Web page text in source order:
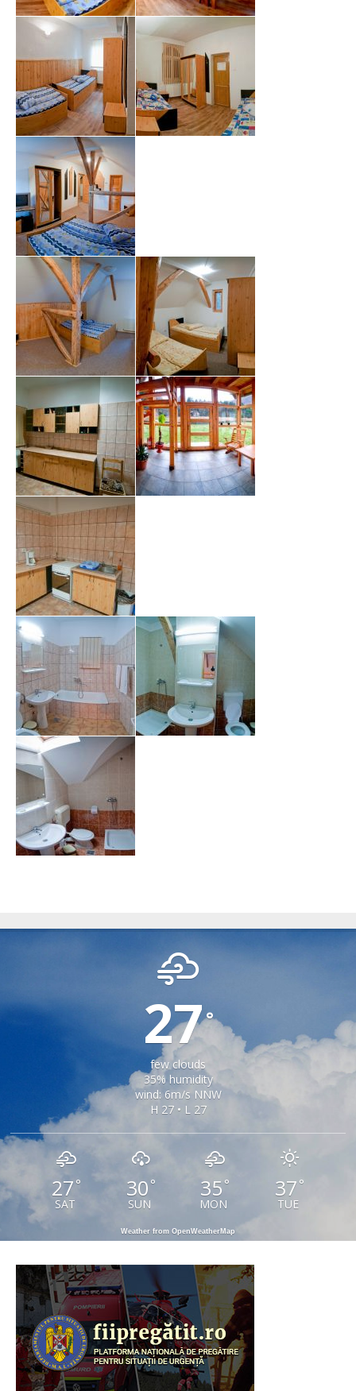
27°
few clouds
35% humidity
wind: 6m/s NNW
H 27 • L 27
27 °
SAT
30 °
SUN
35 °
MON
37 °
TUE
Weather from OpenWeatherMap